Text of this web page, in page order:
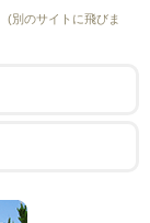
(別のサイトに飛びま